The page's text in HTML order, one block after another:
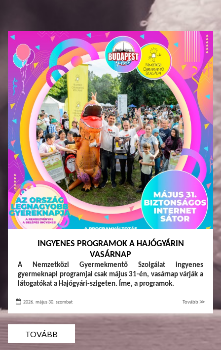
INGYENES PROGRAMOK A HAJÓGYÁRIN
VASÁRNAP
A Nemzetközi Gyermekmentő Szolgálat ingyenes
gyermeknapi programjai csak május 31-én, vasárnap várják a
látogatókat a Hajógyári-szigeten. Íme, a programok.
2026. május 30. szombat Tovább ≫
TOVÁBB